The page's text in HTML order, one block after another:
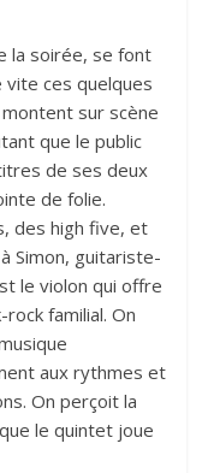
la soirée, se font
vite ces quelques
sur scène
que le public
de ses deux
de folie.
des high five, et
Simon, guitariste-
le violon qui offre
familial. On
aux rythmes et
On perçoit la
le quintet joue